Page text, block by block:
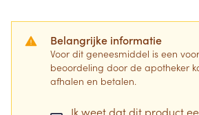
Belangrijke informatie
Voor dit geneesmiddel is een
beoordeling door de apotheker
afhalen en betalen.
Ik weet dat dit product